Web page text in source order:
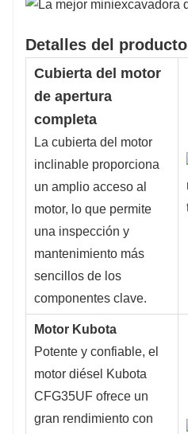
Detalles del producto
Cubierta del motor
de apertura
completa
La cubierta del motor
inclinable proporciona
un amplio acceso al
motor, lo que permite
una inspección y
mantenimiento más
sencillos de los
componentes clave.
Motor Kubota
Potente y confiable, el
motor diésel Kubota
CFG35UF ofrece un
gran rendimiento con